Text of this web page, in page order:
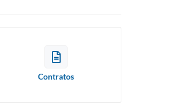
Contratos